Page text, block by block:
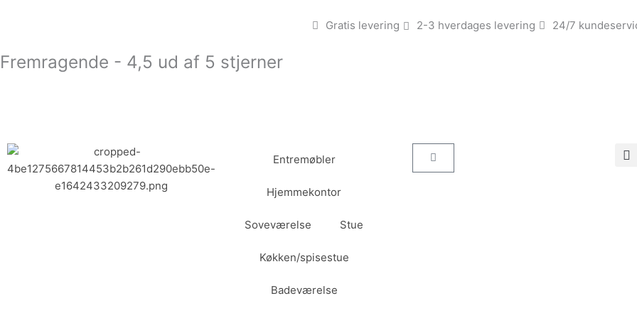
Gratis levering 2-3 hverdages levering 24/7
Fremragende - 4,5 ud af 5 stjerner
Entremøbler
Hjemmekontor
Soveværelse Stue
Køkken/spisestue
Badeværelse
Kurv